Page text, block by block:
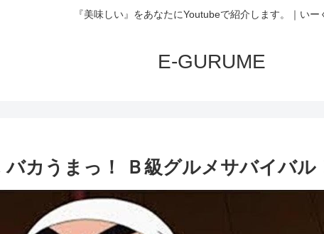
『美味しい』をあなたにYoutubeで紹介します。｜いー
E-GURUME
カうまっ！ Ｂ級グルメサバイバル